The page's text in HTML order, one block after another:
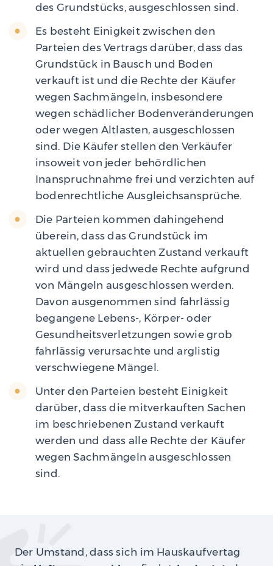
des Grundstücks, ausgeschlossen sind.
Es besteht Einigkeit zwischen den
Parteien des Vertrags darüber, dass das
Grundstück in Bausch und Boden
verkauft ist und die Rechte der Käufer
wegen Sachmängeln, insbesondere
wegen schädlicher Bodenveränderungen
oder wegen Altlasten, ausgeschlossen
sind. Die Käufer stellen den Verkäufer
insoweit von jeder behördlichen
Inanspruchnahme frei und verzichten auf
bodenrechtliche Ausgleichsansprüche.
Die Parteien kommen dahingehend
überein, dass das Grundstück im
aktuellen gebrauchten Zustand verkauft
wird und dass jedwede Rechte aufgrund
von Mängeln ausgeschlossen werden.
Davon ausgenommen sind fahrlässig
begangene Lebens-, Körper- oder
Gesundheitsverletzungen sowie grob
fahrlässig verursachte und arglistig
verschwiegene Mängel.
Unter den Parteien besteht Einigkeit
darüber, dass die mitverkauften Sachen
im beschriebenen Zustand verkauft
werden und dass alle Rechte der Käufer
wegen Sachmängeln ausgeschlossen
sind.
Der Umstand, dass sich im Hauskaufvertag